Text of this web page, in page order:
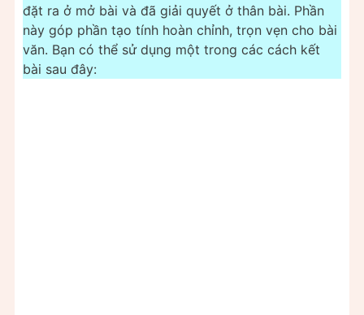
đặt ra ở mở bài và đã giải quyết ở thân bài. Phần
này góp phần tạo tính hoàn chỉnh, trọn vẹn cho bài
văn. Bạn có thể sử dụng một trong các cách kết
bài sau đây: